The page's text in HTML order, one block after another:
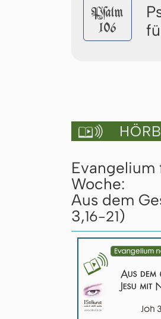
Pſalm
106

Evangelium
Woche:
Aus dem
3,16-21)